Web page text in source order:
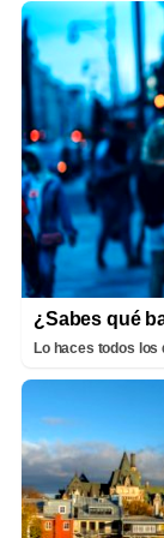
¿Sabes qué
Lo haces todos